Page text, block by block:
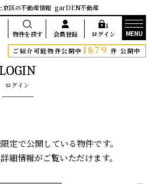
京区の不動産情報 garDEN不動産
物件を探す 会員登録 ログイン
MENU
ご紹介可能物件公開中 1879 件 公開中
ログイン
定で公開している物件です。
細情報がご覧いただけます。